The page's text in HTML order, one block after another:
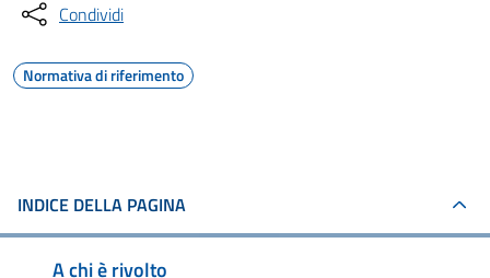
Condividi
Normativa di riferimento
INDICE DELLA PAGINA
A chi è rivolto